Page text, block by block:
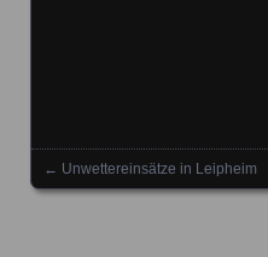
Posts navigation
← Unwettereinsätze in Leipheim